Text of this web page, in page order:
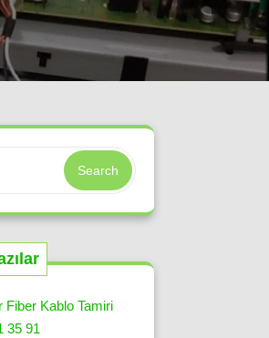
Search
Kablo Tamiri
35 91